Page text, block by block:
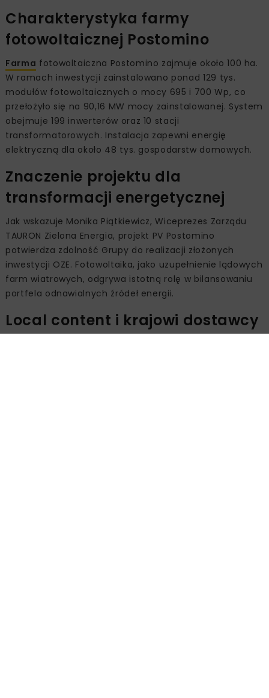
Charakterystyka farmy
fotowoltaicznej Postomino
Farma fotowoltaiczna Postomino zajmuje około 100 ha.
W ramach inwestycji zainstalowano ponad 129 tys.
modułów fotowoltaicznych o mocy 695 i 700 Wp, co
przełożyło się na 90,16 MW mocy zainstalowanej. System
obejmuje 199 inwerterów oraz 10 stacji
transformatorowych. Instalacja zapewni energię
elektryczną dla około 48 tys. gospodarstw domowych.
Znaczenie projektu dla
transformacji energetycznej
Jak wskazuje Monika Piątkiewicz, Wiceprezes Zarządu
TAURON Zielona Energia, projekt PV Postomino
potwierdza zdolność Grupy do realizacji złożonych
inwestycji OZE. Fotowoltaika, jako uzupełnienie lądowych
farm wiatrowych, odgrywa istotną rolę w bilansowaniu
portfela odnawialnych źródeł energii.
Local content i krajowi dostawcy